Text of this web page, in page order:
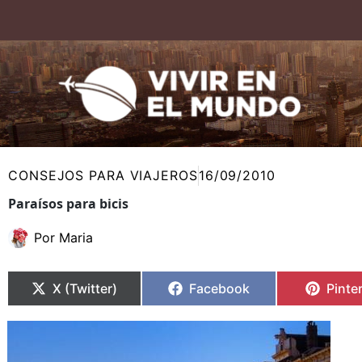
contenido
CONSEJOS PARA VIAJEROS16/09/2010
Paraísos para bicis
Por Maria
en
X (Twitter)
en
Facebook
en
en
en
en